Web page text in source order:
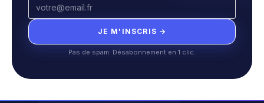
JE M'INSCRIS →
Pas de spam. Désabonnement en 1 clic.